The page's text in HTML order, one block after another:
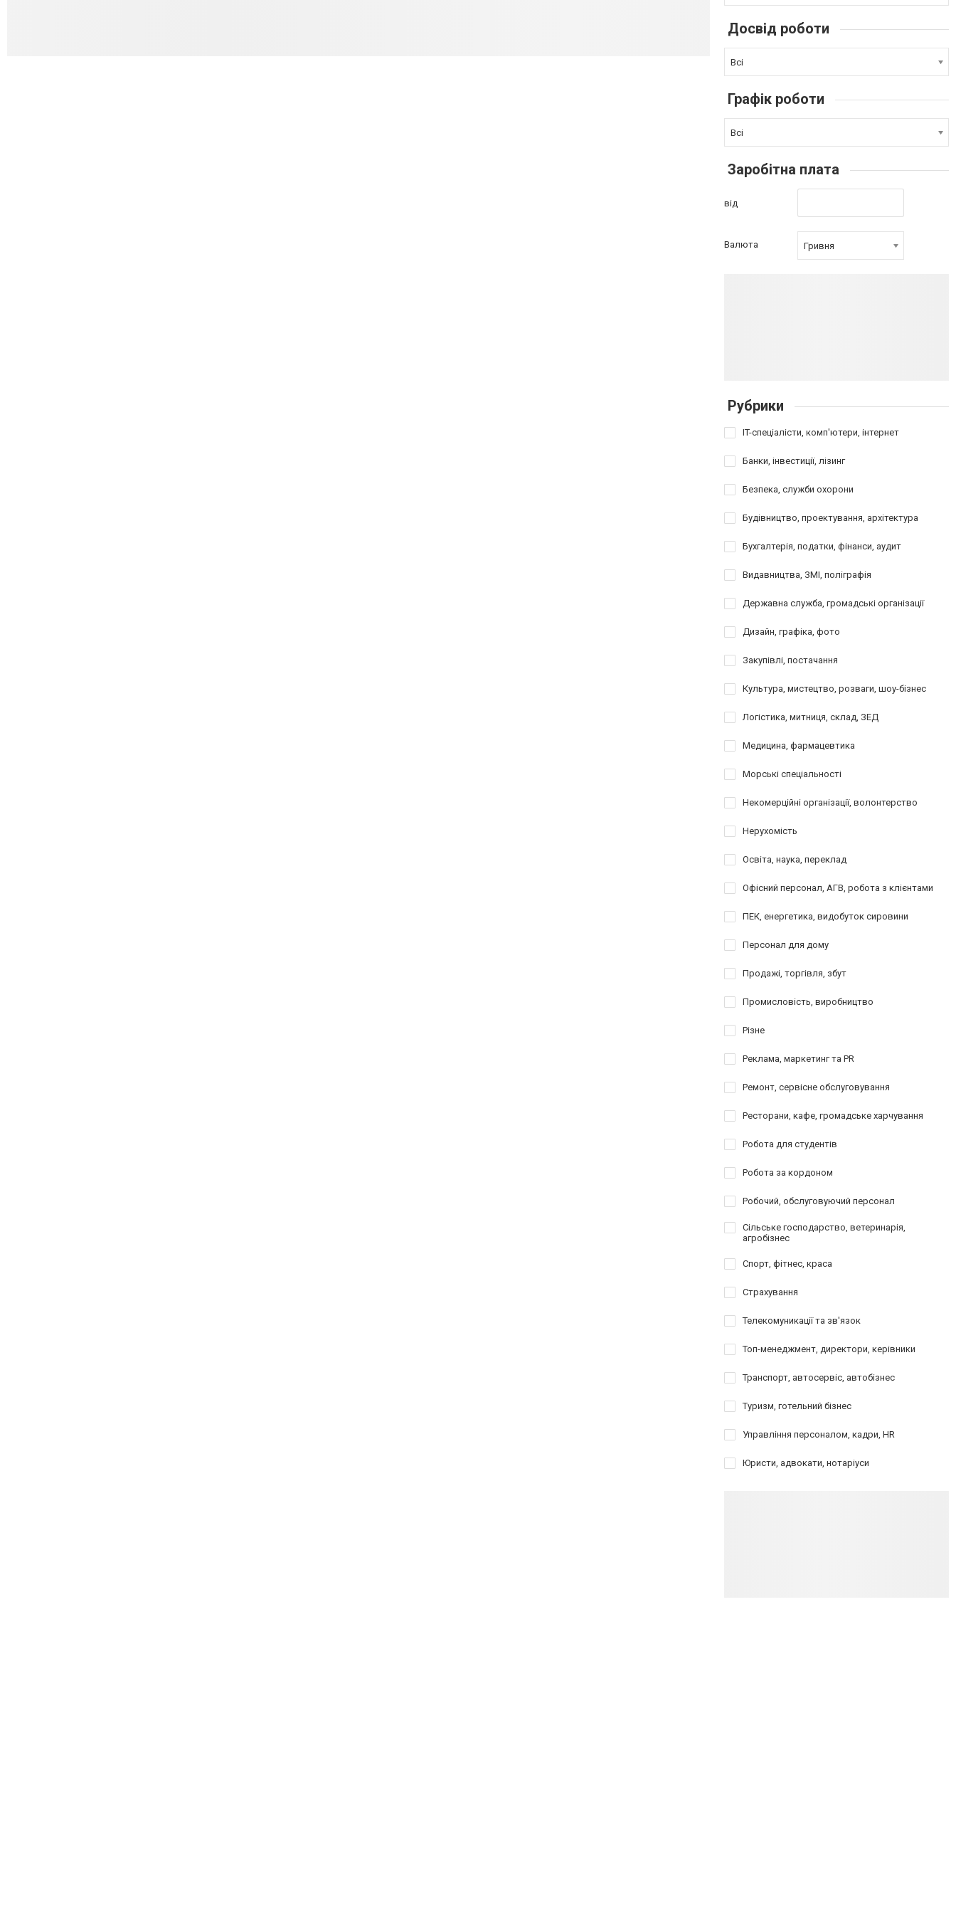
Досвід роботи
Всі
Графік роботи
Всі
Заробітна плата
від
Валюта Гривня
Рубрики
IT-спеціалісти, комп'ютери, інтернет
Банки, інвестиції, лізинг
Безпека, служби охорони
Будівництво, проектування, архітектура
Бухгалтерія, податки, фінанси, аудит
Видавництва, ЗМІ, поліграфія
Державна служба, громадські організації
Дизайн, графіка, фото
Закупівлі, постачання
Культура, мистецтво, розваги, шоу-бізнес
Логістика, митниця, склад, ЗЕД
Медицина, фармацевтика
Морські спеціальності
Некомерційні організації, волонтерство
Нерухомість
Освіта, наука, переклад
Офісний персонал, АГВ, робота з клієнтами
ПЕК, енергетика, видобуток сировини
Персонал для дому
Продажі, торгівля, збут
Промисловість, виробництво
Різне
Реклама, маркетинг та PR
Ремонт, сервісне обслуговування
Ресторани, кафе, громадське харчування
Робота для студентів
Робота за кордоном
Робочий, обслуговуючий персонал
Сільське господарство, ветеринарія,
агробізнес
Спорт, фітнес, краса
Страхування
Телекомуникації та зв'язок
Топ-менеджмент, директори, керівники
Транспорт, автосервіс, автобізнес
Туризм, готельний бізнес
Управління персоналом, кадри, HR
Юристи, адвокати, нотаріуси